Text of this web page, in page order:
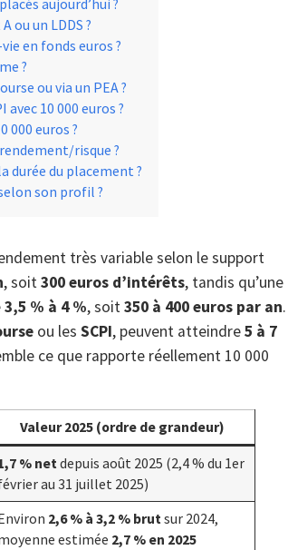
aujourd’hui ?
ou un LDDS ?
en fonds euros ?
?
ou via un PEA ?
10 000 euros ?
000 euros ?
risque ?
durée du placement ?
son profil ?
très variable selon le support
, soit300 euros d’intérêts, tandis qu’une
3,5 % à 4 %, soit350 à 400 euros par an.
ou les SCPI, peuvent atteindre5 à 7
ce que rapporte réellement 10 000
Valeur 2025 (ordre de grandeur)
% net depuis août 2025 (2,4 % du 1er
au 31 juillet 2025)
2,6 % à 3,2 % brut sur 2024,
estimée 2,7 % en 2025